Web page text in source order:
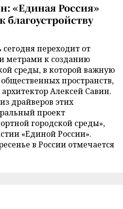
«Единая Россия»
благоустройству
сегодня переходит от
метрами к созданию
среды, в которой важную
пространств,
Алексей Савин.
драйверов этих
проект
городской среды»,
«Единой России».
в России отмечается